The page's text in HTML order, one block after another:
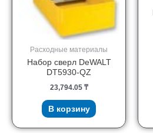
Расходные материалы
Набор сверл DeWALT
DT5930-QZ
23,794.05 ₸
В корзину